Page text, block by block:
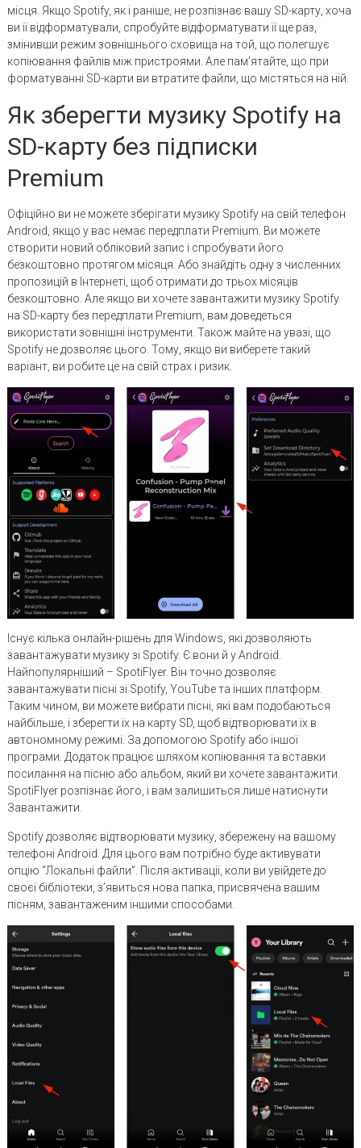
місця. Якщо Spotify, як і раніше, не розпізнає вашу SD-карту, хоча
ви її відформатували, спробуйте відформатувати її ще раз,
змінивши режим зовнішнього сховища на той, що полегшує
копіювання файлів між пристроями. Але пам’ятайте, що при
форматуванні SD-карти ви втратите файли, що містяться на ній.
Як зберегти музику Spotify на
SD-карту без підписки
Premium
Офіційно ви не можете зберігати музику Spotify на свій телефон
Android, якщо у вас немає передплати Premium. Ви можете
створити новий обліковий запис і спробувати його
безкоштовно протягом місяця. Або знайдіть одну з численних
пропозицій в Інтернеті, щоб отримати до трьох місяців
безкоштовно. Але якщо ви хочете завантажити музику Spotify
на SD-карту без передплати Premium, вам доведеться
використати зовнішні інструменти. Також майте на увазі, що
Spotify не дозволяє цього. Тому, якщо ви виберете такий
варіант, ви робите це на свій страх і ризик.
Існує кілька онлайн-рішень для Windows, які дозволяють
завантажувати музику зі Spotify. Є вони й у Android.
Найпопулярніший – SpotiFlyer. Він точно дозволяє
завантажувати пісні зі Spotify, YouTube та інших платформ.
Таким чином, ви можете вибрати пісні, які вам подобаються
найбільше, і зберегти їх на карту SD, щоб відтворювати їх в
автономному режимі. За допомогою Spotify або іншої
програми. Додаток працює шляхом копіювання та вставки
посилання на пісню або альбом, який ви хочете завантажити.
SpotiFlyer розпізнає його, і вам залишиться лише натиснути
Завантажити.
Spotify дозволяє відтворювати музику, збережену на вашому
телефоні Android. Для цього вам потрібно буде активувати
опцію “Локальні файли”. Після активації, коли ви увійдете до
своєї бібліотеки, з’явиться нова папка, присвячена вашим
пісням, завантаженим іншими способами.